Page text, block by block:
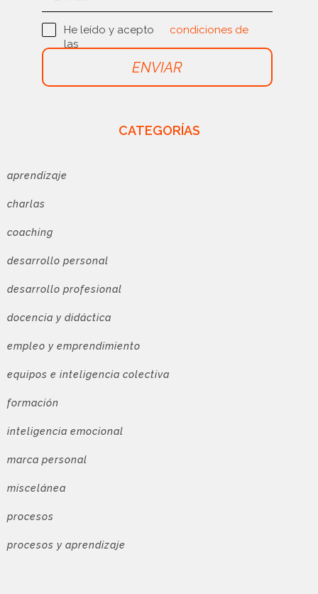
ENVIAR
He leído y acepto
las
condiciones de
uso
CATEGORÍAS
aprendizaje
charlas
coaching
desarrollo personal
desarrollo profesional
docencia y didáctica
empleo y emprendimiento
equipos e inteligencia colectiva
formación
inteligencia emocional
marca personal
miscelánea
procesos
procesos y aprendizaje